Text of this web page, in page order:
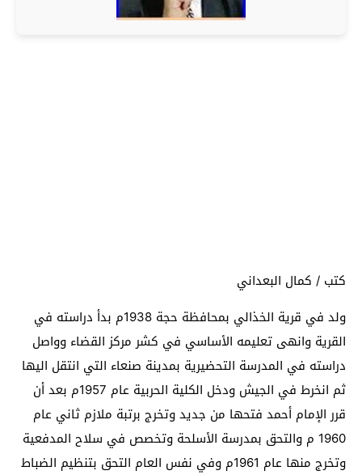
كتب / كمال البعداني
ولد في قرية الخذالي بمحافظة حجة 1938م بدأ دراسته في
القرية وانهى تعليمه الأساسي في كشر مركز القضاء وواصل
دراسته في المدرسة التحضيرية بمدينة صنعاء التي انتقل اليها
ثم انخرط في الجيش ودخل الكلية الحربية عام 1957م بعد أن
قرر الإمام أحمد فتحها من جديد وتخرج برتبة ملازم ثاني عام
1960 م والتحق بمدرسة الأسلحة وتخصص في سلاح المدفعية
وتخرج منها عام 1961م وفي نفس العام التحق بتنظيم الضباط